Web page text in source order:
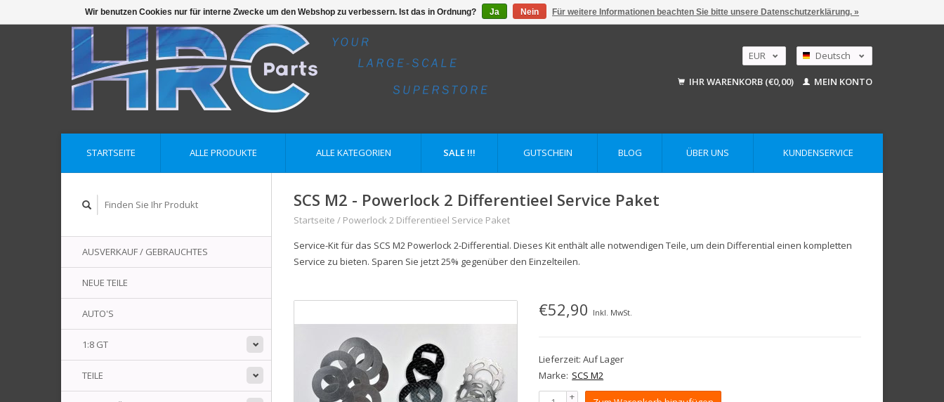
EUR
USD
Deutsch
English
IHR WARENKORB (€0,00) MEIN KONTO
STARTSEITE ALLE PRODUKTE ALLE KATEGORIEN SALE !!! GUTSCHEIN BLOG ÜBER UNS KUNDENSERVICE
AUSVERKAUF / GEBRAUCHTES
NEUE TEILE
AUTO'S
1:8 GT
TEILE
SCS M2 - Powerlock 2 Differentieel Service Paket
Startseite / Powerlock 2 Differentieel Service Paket
Service-Kit für das SCS M2 Powerlock 2-Differential. Dieses Kit enthält alle notwendigen Teile, um dein Differential einen kompletten
Service zu bieten. Sparen Sie jetzt 25% gegenüber den Einzelteilen.
€52,90 Inkl. MwSt.
Lieferzeit: Auf Lager
Marke: SCS M2
+
Wir benutzen Cookies nur für interne Zwecke um den Webshop zu verbessern. Ist das in Ordnung? Ja Nein Für weitere Informationen beachten Sie bitte unsere Datenschutzerklärung. »